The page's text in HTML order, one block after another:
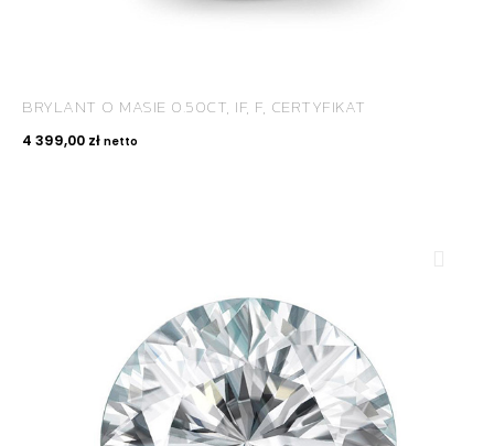
BRYLANT O MASIE 0.50CT, IF, F, CERTYFIKAT
4 399,00 zł netto